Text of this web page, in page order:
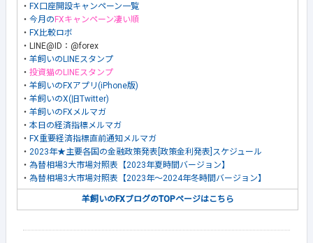
・ FX口座開設キャンペーン一覧
・ 今月の FXキャンペーン凄い順
・ FX比較ロボ
・LINE@ID：@forex
・ 羊飼いのLINEスタンプ
・ 投資猫のLINEスタンプ
・ 羊飼いのFXアプリ(iPhone版)
・ 羊飼いのX(旧Twitter)
・ 羊飼いのFXメルマガ
・ 本日の経済指標メルマガ
・ FX重要経済指標直前通知メルマガ
・ 2023年★主要各国の金融政策発表[政策金利発表]スケジュール
・ 為替相場3大市場対照表【2023年夏時間バージョン】
・ 為替相場3大市場対照表【2023年～2024年冬時間バージョン】
羊飼いのFXブログのTOPページはこちら